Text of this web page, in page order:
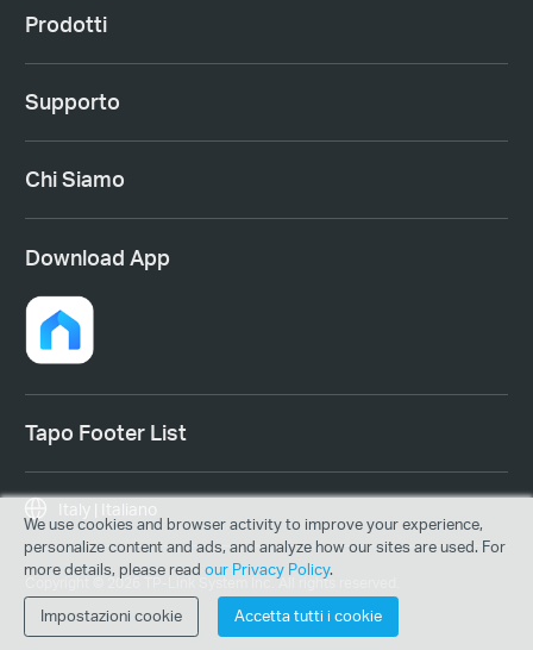
Prodotti
Supporto
Chi Siamo
Download App
Tapo Footer List
Copyright © 2026 TP-Link System Inc. All rights reserved.
Italy | Italiano
We use cookies and browser activity to improve your experience,
personalize content and ads, and analyze how our sites are used. For
more details, please read our Privacy Policy.
Impostazioni cookie Accetta tutti i cookie